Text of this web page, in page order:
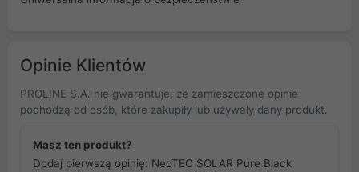
Opinie Klientów
PROLINE S.A. nie gwarantuje, że zamieszczone opinie
pochodzą od osób, które zakupiły lub używały dany produkt.
Masz ten produkt?
Dodaj pierwszą opinię: NeoTEC SOLAR Pure Black